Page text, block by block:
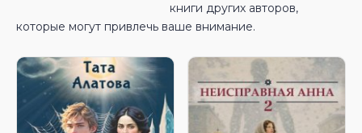
книги других авторов,
которые могут привлечь ваше внимание.